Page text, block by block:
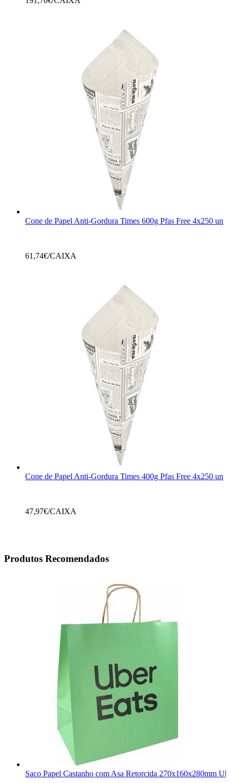
Cone de Papel Anti-Gordura Times 600g Pfas Free 4x250 un
61,74€/CAIXA
Cone de Papel Anti-Gordura Times 400g Pfas Free 4x250 un
47,97€/CAIXA
Produtos Recomendados
Saco Papel Castanho com Asa Retorcida 270x160x280mm